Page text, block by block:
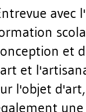
avec
et
et
l'objet